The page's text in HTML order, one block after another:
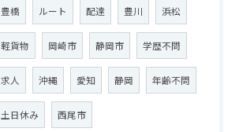
豊橋 ルート 配達 豊川 浜松
軽貨物 岡崎市 静岡市 学歴不問
求人 沖縄 愛知 静岡 年齢不問
土日休み 西尾市